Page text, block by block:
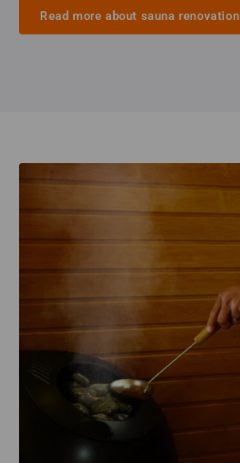
Read more about sauna renovation